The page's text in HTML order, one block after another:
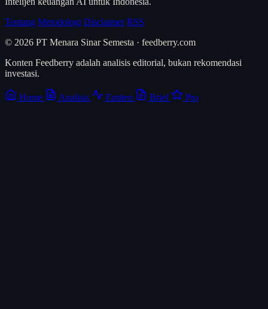
Tentang Metodologi Disclaimer RSS
© 2026 PT Menara Sinar Semesta · feedberry.com
Konten Feedberry adalah analisis editorial, bukan rekomendasi
investasi.
Home Analisis Emiten Brief Pro